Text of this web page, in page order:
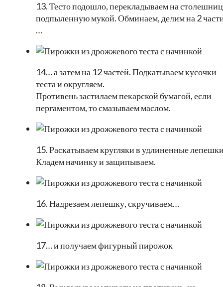
13. Тесто подошло, перекладываем на
подпыленную мукой. Обминаем, делим на 2
…
14… а затем на 12 частей. Подкатываем кусочки
теста и округляем.
Противень застилаем пекарской бумагой, если
пергаментом, то смазываем маслом.
15. Раскатываем кругляки в удлиненные
Кладем начинку и защипываем.
16. Надрезаем лепешку, скручиваем…
17… и получаем фигурный пирожок